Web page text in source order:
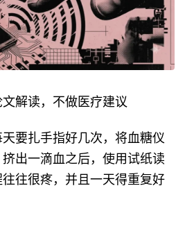
解读，不做医疗建议
要扎手指好几次，将血糖仪
出一滴血之后，使用试纸读
往很疼，并且一天得重复好